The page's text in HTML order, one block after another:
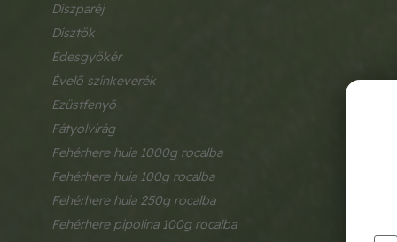
díszparéj
dísztök
édesgyökér
évelő színkeverék
ezüstfenyő
fátyolvirág
fehérhere huia 1000g rocalba
fehérhere huia 100g rocalba
fehérhere huia 250g rocalba
fehérhere pipolina 100g rocalba